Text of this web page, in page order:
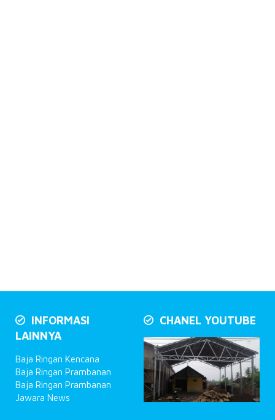
INFORMASI
LAINNYA
Baja Ringan Kencana
Baja Ringan Prambanan
Baja Ringan Prambanan
Jawara News
CHANEL YOUTUBE